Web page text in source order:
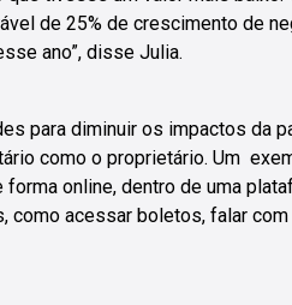
de 25% de crescimento de
ano”, disse Julia.
para diminuir os impactos da
como o proprietário. Um
online, dentro de uma
acessar boletos, falar